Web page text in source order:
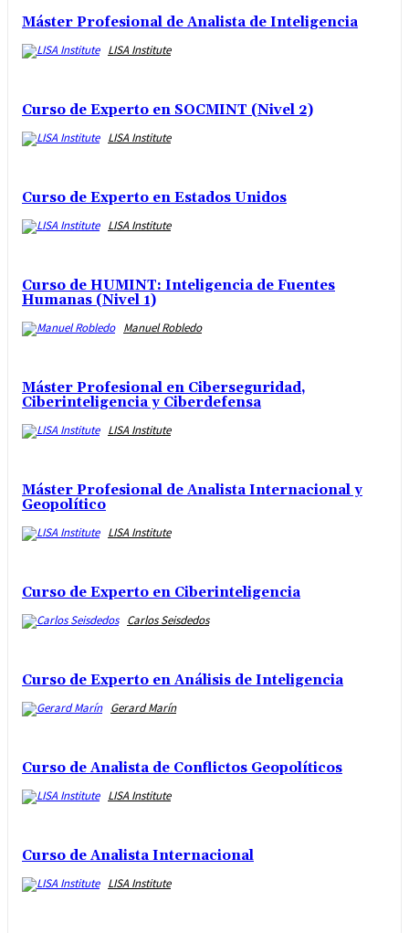
Máster Profesional de Analista de Inteligencia
LISA Institute
Curso de Experto en SOCMINT (Nivel 2)
LISA Institute
Curso de Experto en Estados Unidos
LISA Institute
Curso de HUMINT: Inteligencia de Fuentes
Humanas (Nivel 1)
Manuel Robledo
Máster Profesional en Ciberseguridad,
Ciberinteligencia y Ciberdefensa
LISA Institute
Máster Profesional de Analista Internacional y
Geopolítico
LISA Institute
Curso de Experto en Ciberinteligencia
Carlos Seisdedos
Curso de Experto en Análisis de Inteligencia
Gerard Marín
Curso de Analista de Conflictos Geopolíticos
LISA Institute
Curso de Analista Internacional
LISA Institute